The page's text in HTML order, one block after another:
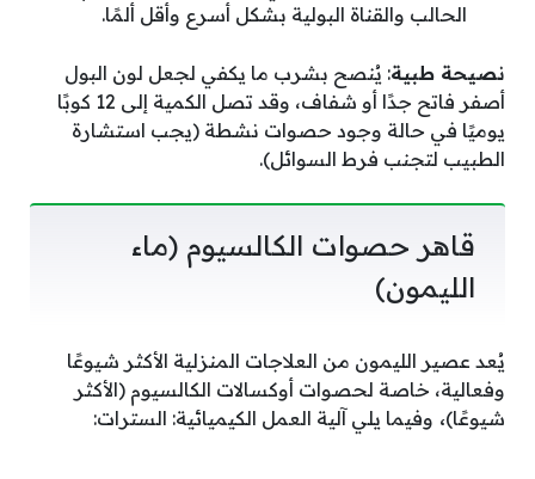
الحالب والقناة البولية بشكل أسرع وأقل ألمًا.
نصيحة طبية: يُنصح بشرب ما يكفي لجعل لون البول
أصفر فاتح جدًا أو شفاف، وقد تصل الكمية إلى 12 كوبًا
يوميًا في حالة وجود حصوات نشطة (يجب استشارة
الطبيب لتجنب فرط السوائل).
قاهر حصوات الكالسيوم (ماء
الليمون)
يُعد عصير الليمون من العلاجات المنزلية الأكثر شيوعًا
وفعالية، خاصة لحصوات أوكسالات الكالسيوم (الأكثر
شيوعًا)، وفيما يلي آلية العمل الكيميائية: السترات: